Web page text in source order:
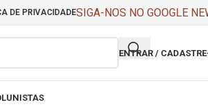
DE PRIVACIDADESIGA-NOS NO GOOGLE
ENTRAR /